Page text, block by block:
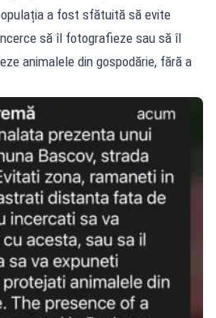
a fost sfătuită să evite
să îl fotografieze sau să îl
animalele din gospodărie, fără a